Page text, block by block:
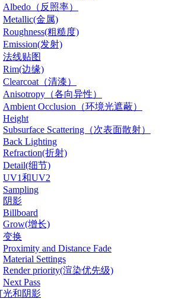
Albedo（反照率）
Metallic(金属)
Roughness(粗糙度)
Emission(发射)
法线贴图
Rim(边缘)
Clearcoat（清漆）
Anisotropy（各向异性）
Ambient Occlusion（环境光遮蔽）
Height
Subsurface Scattering（次表面散射）
Back Lighting
Refraction(折射)
Detail(细节)
UV1和UV2
Sampling
阴影
Billboard
Grow(增长)
变换
Proximity and Distance Fade
Material Settings
Render priority(渲染优先级)
Next Pass
光和阴影